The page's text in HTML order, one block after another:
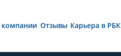
Отзывы Карьера в РБК